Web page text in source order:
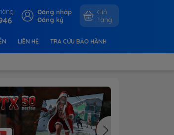
Đăng nhập
Đăng ký
Giỏ
hàng
LIÊN HỆ TRA CỨU BẢO HÀNH